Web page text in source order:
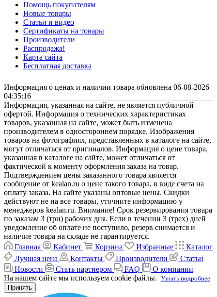
Помощь покупателям
Новые товары
Статьи и видео
Сертификаты на товары
Производители
Распродажа!
Карта сайта
Бесплатная доставка
Информация о ценах и наличии товара обновлена 06-08-2026
04:35:16
Информация, указанная на сайте, не является публичной
офертой. Информация о технических характеристиках
товаров, указанная на сайте, может быть изменена
производителем в одностороннем порядке. Изображения
товаров на фотографиях, представленных в каталоге на сайте,
могут отличаться от оригиналов. Информация о цене товара,
указанная в каталоге на сайте, может отличаться от
фактической к моменту оформления заказа на товар.
Подтверждением цены заказанного товара является
сообщение от kealan.ru о цене такого товара, в виде счета на
оплату заказа. На сайте указаны оптовые цены. Скидки
действуют не на все товары, уточните информацию у
менеджеров kealan.ru. Внимание! Срок резервирования товара
по заказам 3 (три) рабочих дня. Если в течении 3 (трех) дней
уведомление об оплате не поступило, резерв снимается и
наличие товара на складе не гарантируется.
Главная
Кабинет Корзина Избранные
Каталог
Лучшая цена
Контакты Производители
Статьи
Новости
Стать партнером FAQ
О компании
На нашем сайте мы используем cookie файлы. Узнать подробнее
Принять